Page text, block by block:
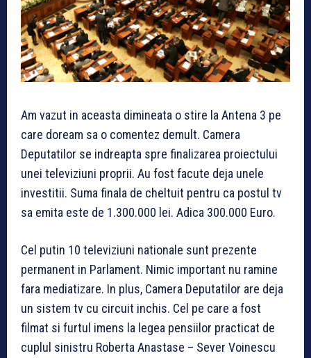
Am vazut in aceasta dimineata o stire la Antena 3 pe
care doream sa o comentez demult. Camera
Deputatilor se indreapta spre finalizarea proiectului
unei televiziuni proprii. Au fost facute deja unele
investitii. Suma finala de cheltuit pentru ca postul tv
sa emita este de 1.300.000 lei. Adica 300.000 Euro.
Cel putin 10 televiziuni nationale sunt prezente
permanent in Parlament. Nimic important nu ramine
fara mediatizare. In plus, Camera Deputatilor are deja
un sistem tv cu circuit inchis. Cel pe care a fost
filmat si furtul imens la legea pensiilor practicat de
cuplul sinistru Roberta Anastase – Sever Voinescu